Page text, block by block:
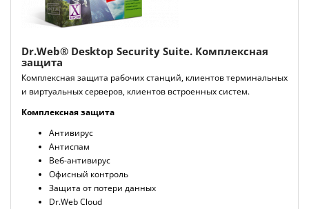
Dr.Web® Desktop Security Suite. Комплексная
защита
Комплексная защита рабочих станций, клиентов терминальных
и виртуальных серверов, клиентов встроенных систем.
Комплексная защита
Антивирус
Антиспам
Веб-антивирус
Офисный контроль
Защита от потери данных
Dr.Web Cloud